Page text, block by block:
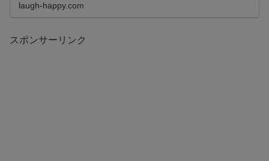
laugh-happy.com
スポンサーリンク